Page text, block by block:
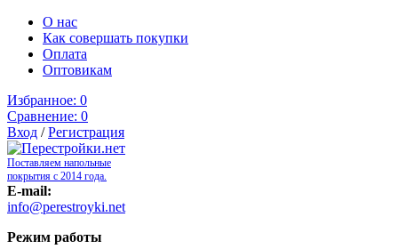
О нас
Как совершать покупки
Оплата
Оптовикам
Избранное: 0
Сравнение: 0
Вход /Регистрация
Поставляем напольные
покрытия с 2014 года.
E-mail:
info@perestroyki.net
Режим работы